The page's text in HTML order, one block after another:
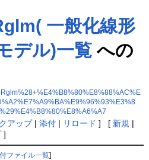
一般化線形
デル)一覧への
アップ| 添付| リロード ] [ 新規 |
]
ファイル一覧